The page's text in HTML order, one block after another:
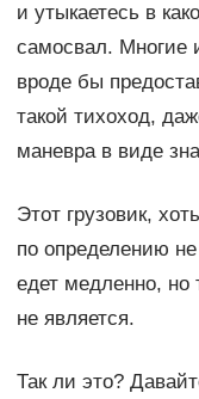
и утыкаетесь в
самосвал. Многие
вроде бы
такой тихоход,
маневра в виде
Этот грузовик,
по определению не
едет медленно,
не является.
Так ли это?